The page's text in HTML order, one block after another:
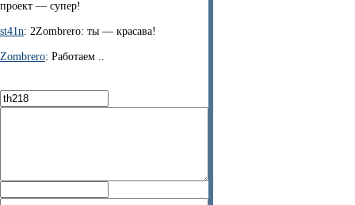
проект — супер!
st41n: 2Zombrero: ты — красава!
Zombrero: Работаем ..